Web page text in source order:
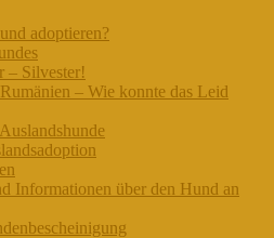
adoptieren?
– Silvester!
– Wie konnte das Leid
Informationen über den Hund an